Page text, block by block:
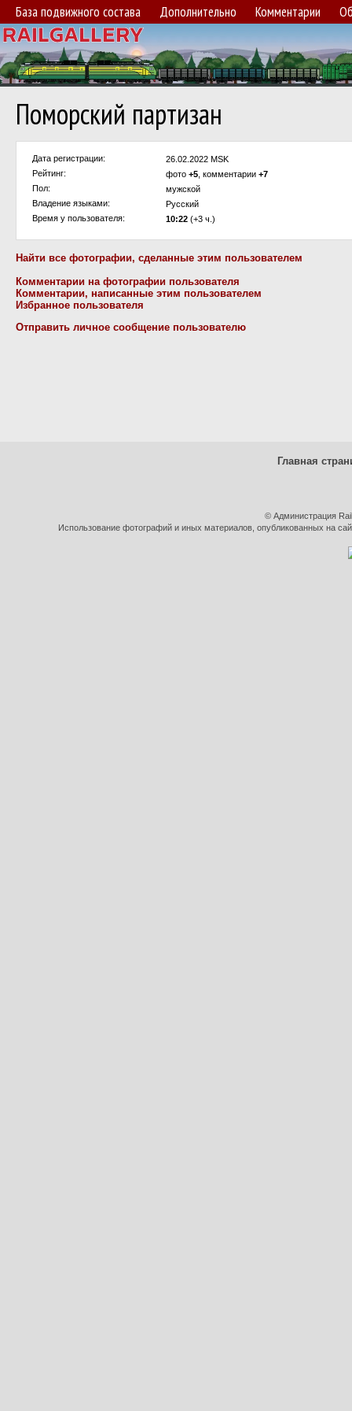
База подвижного состава Дополнительно Комментарии
Поморский партизан
Дата регистрации:
26.02.2022 MSK
Рейтинг:
фото +5 , комментарии +7
Пол:
мужской
Владение языками:
Русский
Время у пользователя:
10:22 (+3 ч.)
Найти все фотографии, сделанные этим пользователем
Комментарии на фотографии пользователя
Комментарии, написанные этим пользователем
Избранное пользователя
Отправить личное сообщение пользователю
Главная
© Администрация
Использование фотографий и иных материалов, опубликованных на